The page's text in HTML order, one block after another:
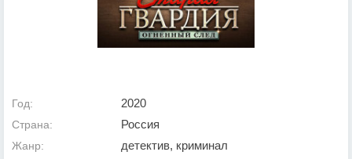
Год: 2020
Страна: Россия
Жанр: детектив, криминал